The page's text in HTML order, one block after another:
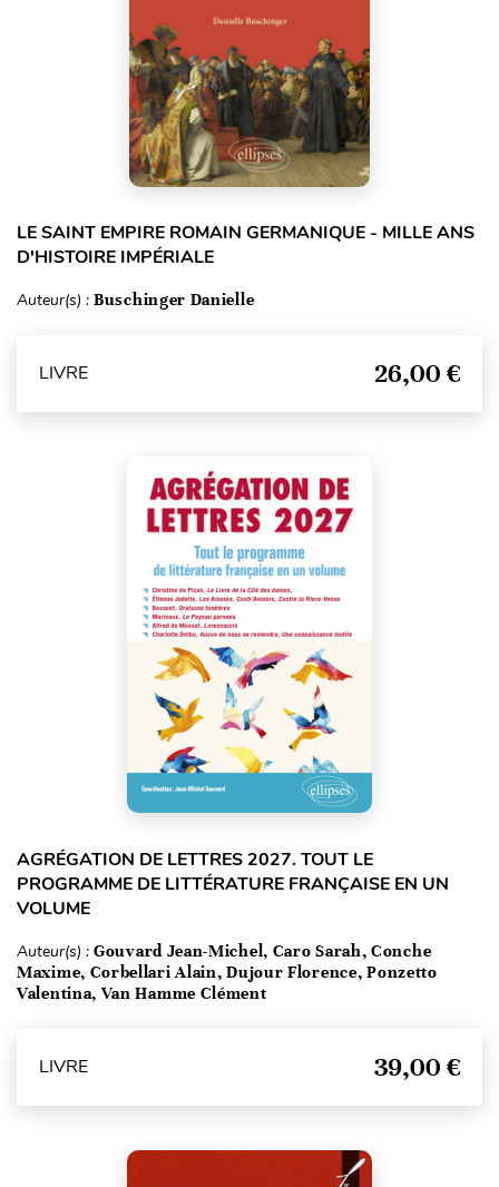
LE SAINT EMPIRE ROMAIN GERMANIQUE - MILLE ANS
D'HISTOIRE IMPÉRIALE
Auteur(s) : Buschinger Danielle
LIVRE 26,00 €
AGRÉGATION DE LETTRES 2027. TOUT LE
PROGRAMME DE LITTÉRATURE FRANÇAISE EN UN
VOLUME
Auteur(s) : Gouvard Jean-Michel, Caro Sarah, Conche
Maxime, Corbellari Alain, Dujour Florence, Ponzetto
Valentina, Van Hamme Clément
LIVRE 39,00 €